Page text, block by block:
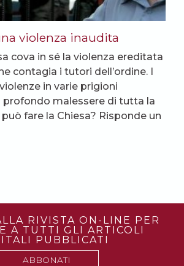
violenza inaudita
cova in sé la violenza ereditata
contagia i tutori dell’ordine. I
in varie prigioni
profondo malessere di tutta la
fare la Chiesa? Risponde un
RIVISTA ON-LINE PER
A TUTTI GLI ARTICOLI
PUBBLICATI
ABBONATI